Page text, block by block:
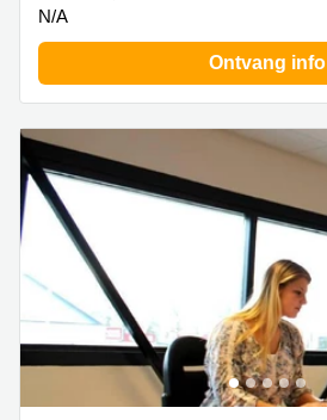
N/A
Ontvang info